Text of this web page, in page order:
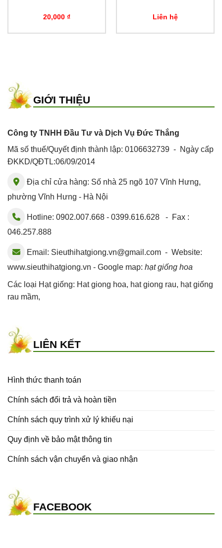
20,000 ₫ Liên hệ
GIỚI THIỆU
Công ty TNHH Đầu Tư và Dịch Vụ Đức Thắng
Mã số thuế/Quyết định thành lập: 0106632739 - Ngày cấp
ĐKKD/QĐTL:06/09/2014
Địa chỉ cửa hàng: Số nhà 25 ngõ 107 Vĩnh Hưng,
phường Vĩnh Hưng - Hà Nội
Hotline: 0902.007.668 - 0399.616.628 - Fax :
046.257.888
Email: Sieuthihatgiong.vn@gmail.com - Website:
www.sieuthihatgiong.vn - Google map: hạt giống hoa
Các loại Hạt giống: Hat giong hoa, hat giong rau, hạt giống
rau mầm,
LIÊN KẾT
Hình thức thanh toán
Chính sách đổi trả và hoàn tiền
Chính sách quy trình xử lý khiếu nại
Quy định về bảo mật thông tin
Chính sách vận chuyển và giao nhận
FACEBOOK